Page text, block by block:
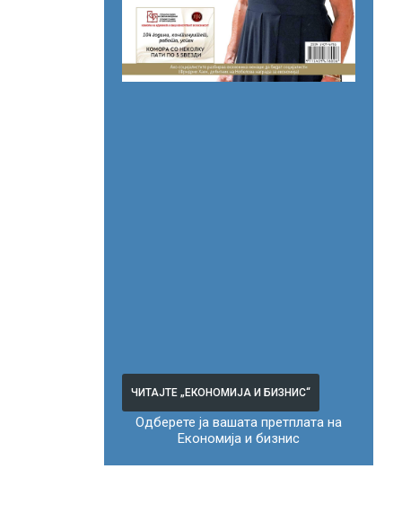
ЧИТАЈТЕ „ЕКОНОМИЈА И БИЗНИС“
Одберете ја вашата претплата на
Економија и бизнис